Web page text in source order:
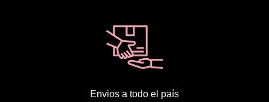
Envios a todo el país